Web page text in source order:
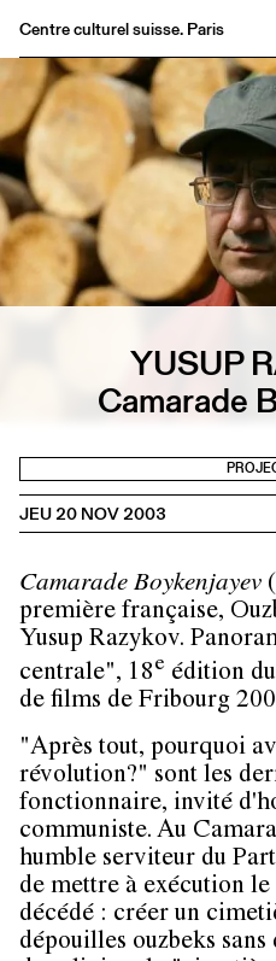
Centre culturel suisse. Paris
Agenda
Librairie
Buvette
Archives
Médiathèque
Éditions
Informations
YUSUP
Camarade
JEU 20 NOV 2003
Camarade Boykenjayev (
première française,
Yusup Razykov.
centrale", 18e édition
de films de Fribourg
"Après tout, pourquoi
révolution?" sont les
fonctionnaire, invité
communiste. Au
humble serviteur du
de mettre à exécution
décédé : créer un
dépouilles ouzbeks